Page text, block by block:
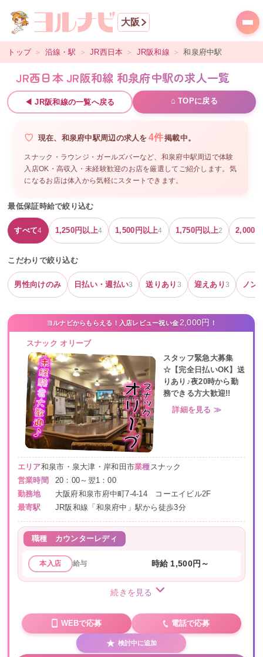
大阪
トップ ＞ 沿線・駅 ＞ JR西日本 ＞ JR阪和線 ＞ 和泉府中駅
JR西日本 JR阪和線 和泉府中駅の求人一覧
◀JR阪和線の一覧へ戻る ⌂ TOPに戻る
現在、 和泉府中駅周辺の求人を 4件掲載中。
スナック・ラウンジ・ガールズバーなど、 和泉府中駅周辺で体験
入店OK・高収入・未経験歓迎のお店を厳選してご紹介します。気
になるお店は体入から気軽にスタートできます。
最低保証時給で絞り込む
すべて4 1,250円以上4 1,500 円以上4 1,750円以上2 2,000
こだわりで絞り込む
男性向けのみ 日払い・週払い3 送りあり 3 迎えあり3 ノン
ヨルナビからもらえる！入店レビュー祝い金2,000円 ！
スナック オリーブ
スタッフ緊急大募集
☆【完全日払いOK】送
りあり♪夜20時から勤
務できる方大歓迎!!
詳細を見る ≫
エリア和泉市・泉大津・岸和田市業種スナック
営業時間
20：00～翌1：00
勤務地
大阪府和泉市府中町7-4-14 コーエイビル2F
最寄駅
JR阪和線「和泉府中」駅から徒歩3分
職種 カウンターレディ
本入店 給与 時給 1,500円～
続きを見る
WEBで応募 電話で応募
検討中に追加